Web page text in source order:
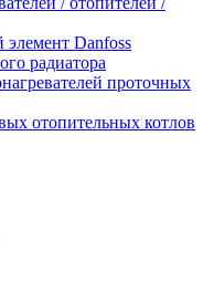
элемент Danfoss
радиатора
проточных
отопительных котлов